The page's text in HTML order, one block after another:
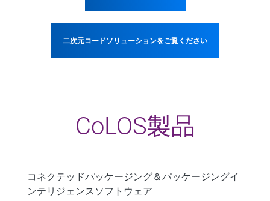
二次元コードソリューションをご覧ください
CoLOS製品
コネクテッドパッケージング＆パッケージングイ
ンテリジェンスソフトウェア